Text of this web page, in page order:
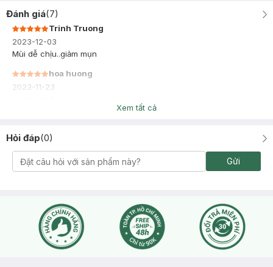
Đánh giá(7)
Trinh Truong
2023-12-03
Mùi dễ chịu..giảm mụn
hoa huong
2023-11-23
Xem tất cả
Hỏi đáp(0)
Gửi